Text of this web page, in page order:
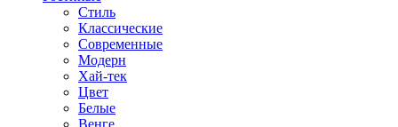
Стиль
Классические
Современные
Модерн
Хай-тек
Цвет
Белые
Венге